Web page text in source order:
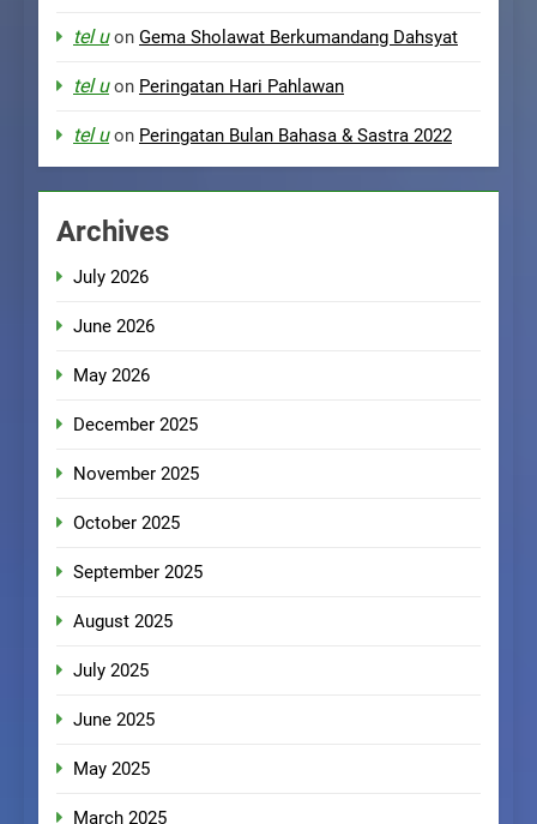
tel uon Gema Sholawat Berkumandang Dahsyat
tel uon Peringatan Hari Pahlawan
tel uon Peringatan Bulan Bahasa & Sastra 2022
Archives
July 2026
June 2026
May 2026
December 2025
November 2025
October 2025
September 2025
August 2025
July 2025
June 2025
May 2025
March 2025